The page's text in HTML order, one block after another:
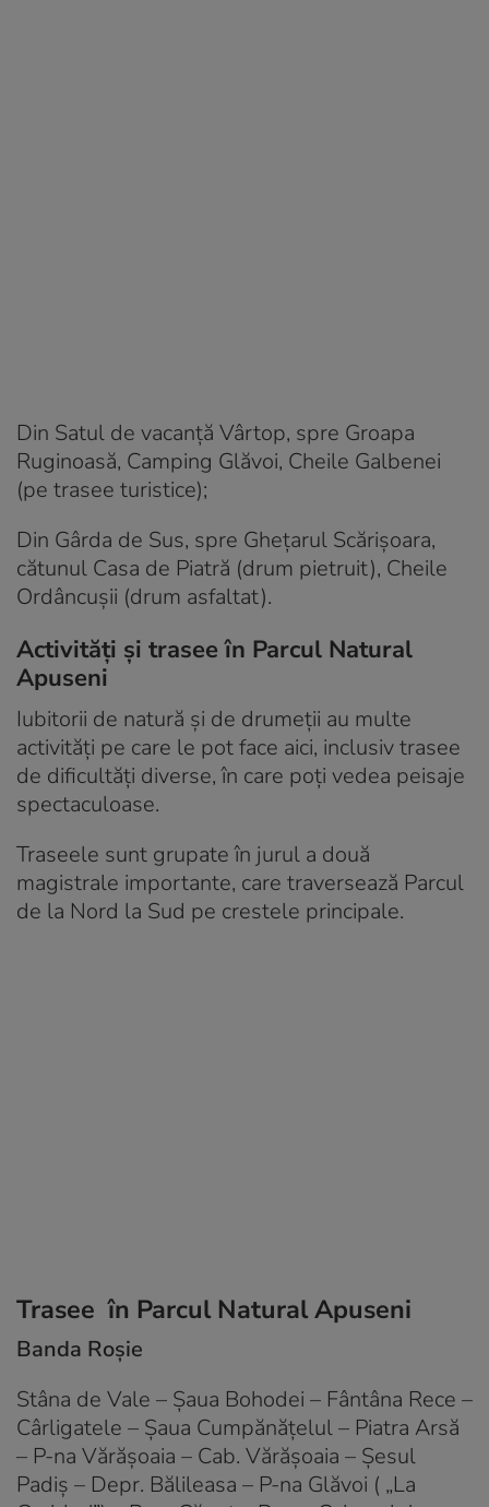
Din Satul de vacanţă Vârtop, spre Groapa
Ruginoasă, Camping Glăvoi, Cheile Galbenei
(pe trasee turistice);
Din Gârda de Sus, spre Gheţarul Scărişoara,
cătunul Casa de Piatră (drum pietruit), Cheile
Ordâncuşii (drum asfaltat).
Activități și trasee în Parcul Natural
Apuseni
Iubitorii de natură și de drumeții au multe
activități pe care le pot face aici, inclusiv trasee
de dificultăți diverse, în care poți vedea peisaje
spectaculoase.
Traseele sunt grupate în jurul a două
magistrale importante, care traversează Parcul
de la Nord la Sud pe crestele principale.
Trasee în Parcul Natural Apuseni
Banda Roșie
Stâna de Vale – Şaua Bohodei – Fântâna Rece –
Cârligatele – Şaua Cumpănăţelul – Piatra Arsă
– P-na Vărăşoaia – Cab. Vărăşoaia – Şesul
Padiş – Depr. Bălileasa – P-na Glăvoi ( „La